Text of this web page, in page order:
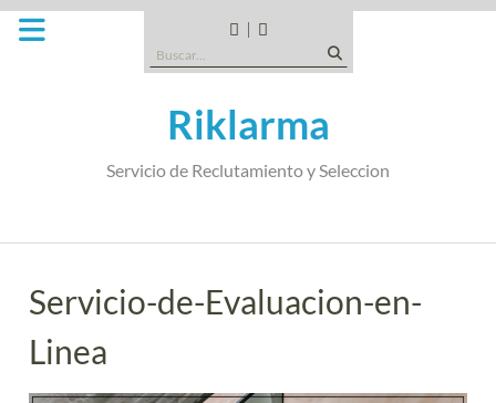
Saltar
CANDIDATOS
TIPO
EMPRESA
SOMOS
Buscar:
Riklarma
Servicio de Reclutamiento y Seleccion
Servicio-de-Evaluacion-en-
Linea